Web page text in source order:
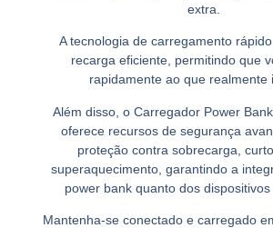
extra.
A tecnologia de carregamento
recarga eficiente, permitindo que
rapidamente ao que realmente
Além disso, o Carregador Power
oferece recursos de segurança
proteção contra sobrecarga,
superaquecimento, garantindo a
power bank quanto dos dispositivos
Mantenha-se conectado e carregado